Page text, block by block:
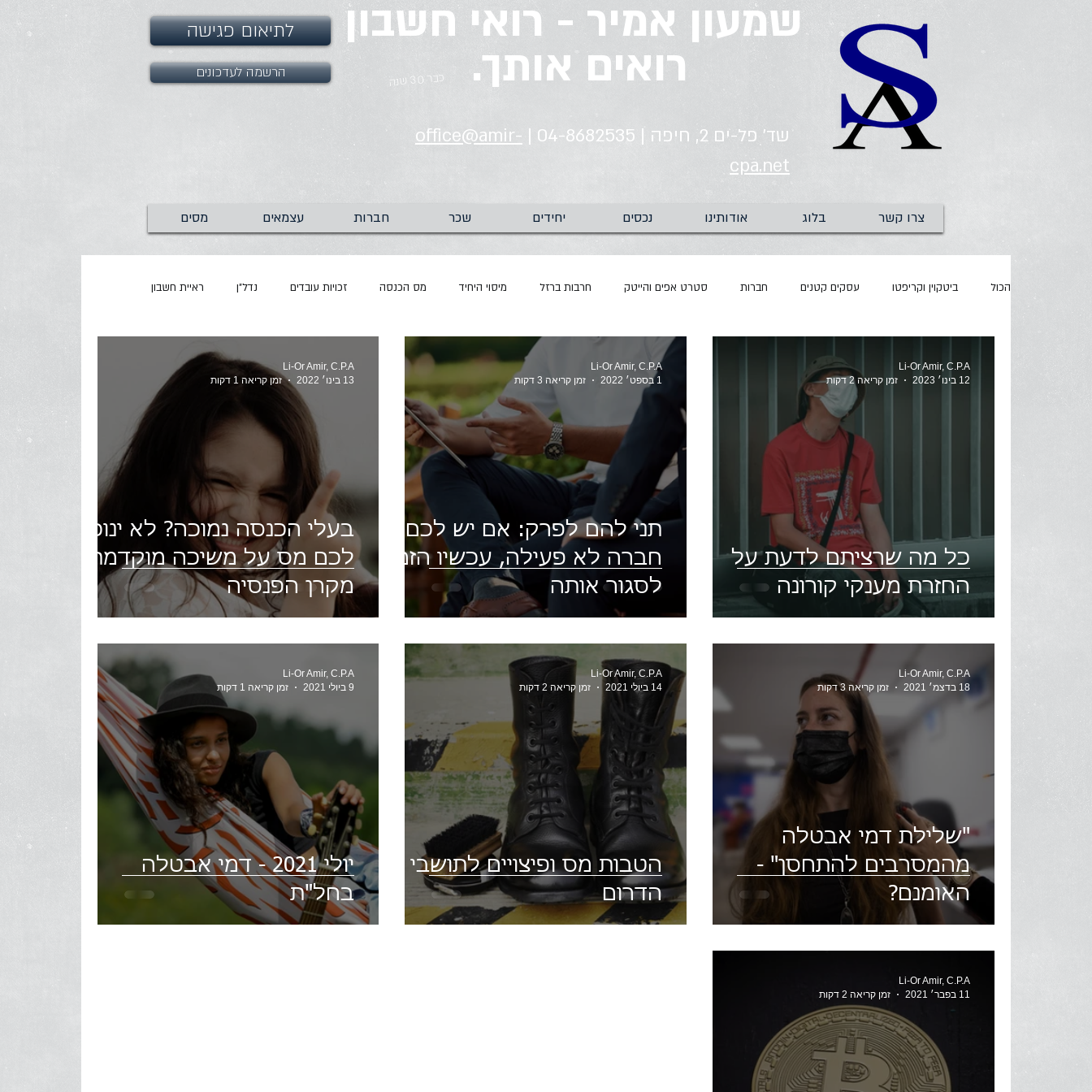
לתיאום פגישה שמעון אמיר - רואי חשבון
רואים אותך. הרשמה לעדכונים כבר 30 שנה
שד' פל-ים 2, חיפה | 04-8682535 |
office@amir-
cpa.net
מסים עצמאים חברות שכר יחידים נכסים אודותינו בלוג צרו קשר
הכול ביטקוין וקריפטו עסקים קטנים חברות סטרט אפים והייטק חרבות ברזל מיסוי היחיד מס הכנסה זכויות עובדים נדל"ן ראיית חשבון
עדכוני מסים
כל מה שרציתם לדעת על
החזרת מענקי קורונה
Li-Or Amir, C.P.A
12 בינו׳ 2023
זמן קריאה 2 דקות
תני להם לפרק: אם יש לכם
חברה לא פעילה, עכשיו הזמן
לסגור אותה
Li-Or Amir, C.P.A
1 בספט׳ 2022
זמן קריאה 3 דקות
בעלי הכנסה נמוכה? לא ינוכה
לכם מס על משיכה מוקדמת
מקרן הפנסיה
Li-Or Amir, C.P.A
13 בינו׳ 2022
זמן קריאה 1 דקות
"שלילת דמי אבטלה
מהמסרבים להתחסן" -
האומנם?
Li-Or Amir, C.P.A
18 בדצמ׳ 2021
זמן קריאה 3 דקות
הטבות מס ופיצויים לתושבי
הדרום
Li-Or Amir, C.P.A
14 ביולי 2021
זמן קריאה 2 דקות
יולי 2021 - דמי אבטלה
בחל"ת
Li-Or Amir, C.P.A
9 ביולי 2021
זמן קריאה 1 דקות
Li-Or Amir, C.P.A
11 בפבר׳ 2021
זמן קריאה 2 דקות